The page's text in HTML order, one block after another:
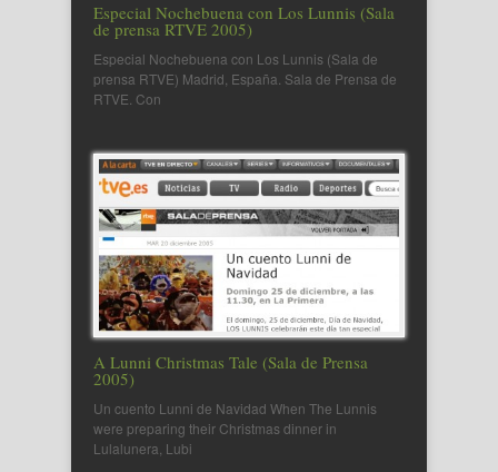
Especial Nochebuena con Los Lunnis (Sala
de prensa RTVE 2005)
Especial Nochebuena con Los Lunnis (Sala de
prensa RTVE) Madrid, España. Sala de Prensa de
RTVE. Con
A Lunni Christmas Tale (Sala de Prensa
2005)
Un cuento Lunni de Navidad When The Lunnis
were preparing their Christmas dinner in
Lulalunera, Lubi